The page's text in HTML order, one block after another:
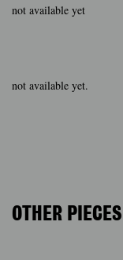
not available yet
not available yet.
OTHER